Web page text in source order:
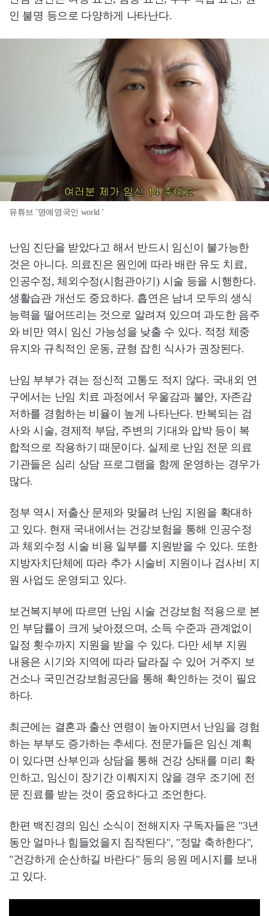
인 불명 등으로 다양하게 나타난다.
유튜브 '명예영국인 world '
난임 진단을 받았다고 해서 반드시 임신이 불가능한
것은 아니다. 의료진은 원인에 따라 배란 유도 치료,
인공수정, 체외수정(시험관아기) 시술 등을 시행한다.
생활습관 개선도 중요하다. 흡연은 남녀 모두의 생식
능력을 떨어뜨리는 것으로 알려져 있으며 과도한 음주
와 비만 역시 임신 가능성을 낮출 수 있다. 적정 체중
유지와 규칙적인 운동, 균형 잡힌 식사가 권장된다.
난임 부부가 겪는 정신적 고통도 적지 않다. 국내외 연
구에서는 난임 치료 과정에서 우울감과 불안, 자존감
저하를 경험하는 비율이 높게 나타난다. 반복되는 검
사와 시술, 경제적 부담, 주변의 기대와 압박 등이 복
합적으로 작용하기 때문이다. 실제로 난임 전문 의료
기관들은 심리 상담 프로그램을 함께 운영하는 경우가
많다.
정부 역시 저출산 문제와 맞물려 난임 지원을 확대하
고 있다. 현재 국내에서는 건강보험을 통해 인공수정
과 체외수정 시술 비용 일부를 지원받을 수 있다. 또한
지방자치단체에 따라 추가 시술비 지원이나 검사비 지
원 사업도 운영되고 있다.
보건복지부에 따르면 난임 시술 건강보험 적용으로 본
인 부담률이 크게 낮아졌으며, 소득 수준과 관계없이
일정 횟수까지 지원을 받을 수 있다. 다만 세부 지원
내용은 시기와 지역에 따라 달라질 수 있어 거주지 보
건소나 국민건강보험공단을 통해 확인하는 것이 필요
하다.
최근에는 결혼과 출산 연령이 높아지면서 난임을 경험
하는 부부도 증가하는 추세다. 전문가들은 임신 계획
이 있다면 산부인과 상담을 통해 건강 상태를 미리 확
인하고, 임신이 장기간 이뤄지지 않을 경우 조기에 전
문 진료를 받는 것이 중요하다고 조언한다.
한편 백진경의 임신 소식이 전해지자 구독자들은 "3년
동안 얼마나 힘들었을지 짐작된다", "정말 축하한다",
"건강하게 순산하길 바란다" 등의 응원 메시지를 보내
고 있다.